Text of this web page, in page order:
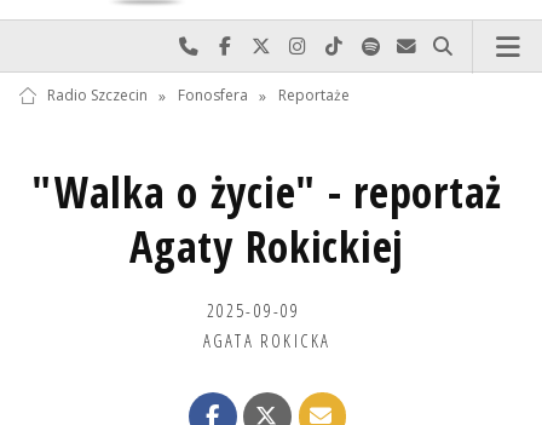
Najlepiej po prostu do nas zadzwoń
Odwiedź nas na Facebook-u
Odwiedź nas na X
Odwiedź nas na Instagram-ie
Odwiedź nas na TikTok-u
Szukaj nas na Spotify
Wyślij do nas
Szukaj
Radio Szczecin » Fonosfera » Reportaże
"Walka o życie" - reportaż
Agaty Rokickiej
2025-09-09
AGATA ROKICKA